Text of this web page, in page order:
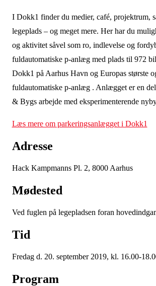
I Dokk1 finder du medier, café, projektrum,
legeplads – og meget mere. Her har du
og aktivitet såvel som ro, indlevelse og
fuldautomatiske p-anlæg med plads til 972
Dokk1 på Aarhus Havn og Europas største
fuldautomatiske p-anlæg . Anlægget er en
& Bygs arbejde med eksperimenterende
Læs mere om parkeringsanlægget i Dokk1
Adresse
Hack Kampmanns Pl. 2, 8000 Aarhus
Mødested
Ved fuglen på legepladsen foran
Tid
Fredag d. 20. september 2019, kl. 16.00-
Program